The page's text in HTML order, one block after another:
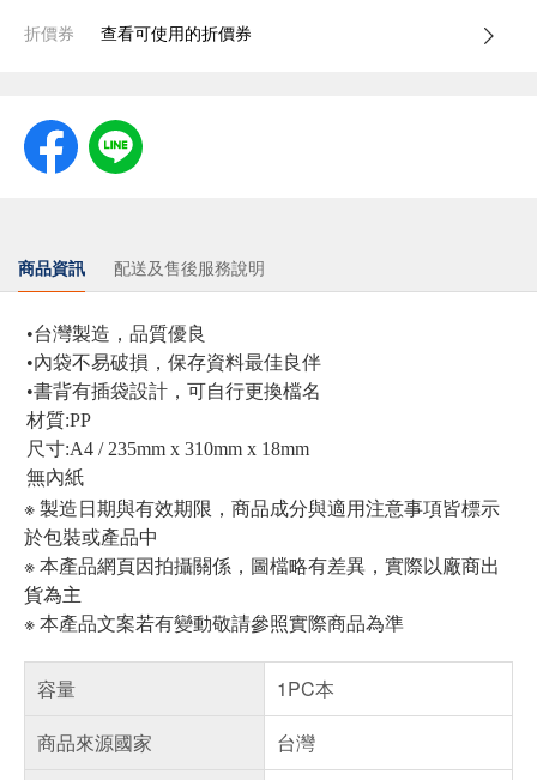
折價券 查看可使用的折價券
商品資訊 配送及售後服務說明
•台灣製造，品質優良
•內袋不易破損，保存資料最佳良伴
•書背有插袋設計，可自行更換檔名
材質:PP
尺寸:A4 / 235mm x 310mm x 18mm
無內紙
※ 製造日期與有效期限，商品成分與適用注意事項皆標示
於包裝或產品中
※ 本產品網頁因拍攝關係，圖檔略有差異，實際以廠商出
貨為主
※ 本產品文案若有變動敬請參照實際商品為準
容量
1PC本
商品來源國家
台灣